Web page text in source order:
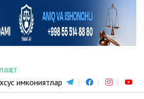
имкониятлар